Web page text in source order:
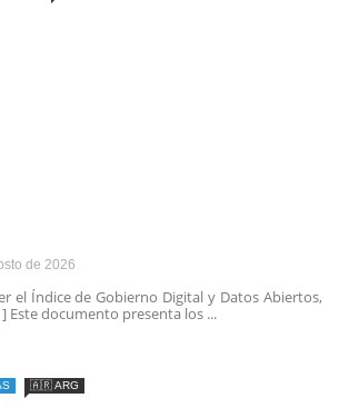
de 2026
el Índice de Gobierno Digital y Datos Abiertos,
Este documento presenta los ...
🇦🇷 ARG